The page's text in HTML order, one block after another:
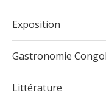
Exposition
Gastronomie
Littérature